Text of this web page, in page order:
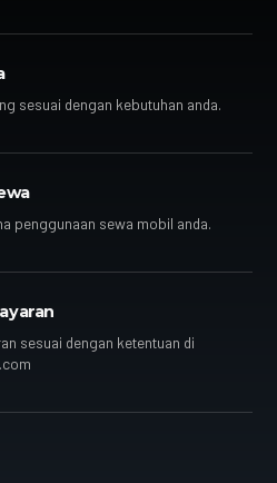
sesuai dengan kebutuhan anda.
penggunaan sewa mobil anda.
sesuai dengan ketentuan di